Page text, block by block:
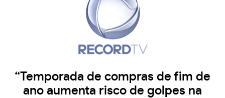
“Temporada de compras de fim de
ano aumenta risco de golpes na